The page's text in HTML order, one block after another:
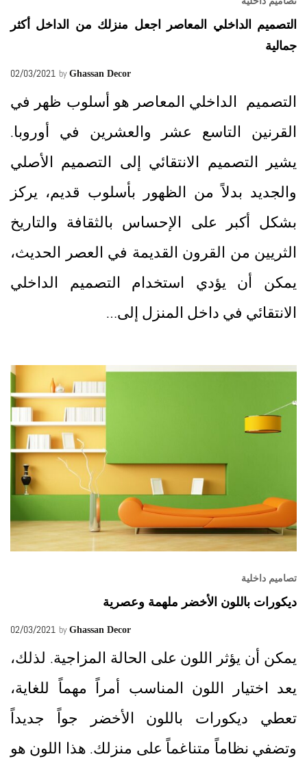
التصميم الداخلي المعاصر اجعل منزلك من الداخل أكثر
جمالية
02/03/2021 by Ghassan Decor
التصميم الداخلي المعاصر هو أسلوب ظهر في
القرنين التاسع عشر والعشرين في أوروبا.
يشير التصميم الانتقائي إلى التصميم الأصلي
والجديد بدلاً من الظهور بأسلوب قديم، يركز
بشكل أكبر على الإحساس بالثقافة والتاريخ
الثريين من القرون القديمة في العصر الحديث،
يمكن أن يؤدي استخدام التصميم الداخلي
الانتقائي في داخل المنزل إلى…
تصاميم داخلية
ديكورات باللون الأخضر ملهمة وعصرية
02/03/2021 by Ghassan Decor
يمكن أن يؤثر اللون على الحالة المزاجية. لذلك،
يعد اختيار اللون المناسب أمراً مهماً للغاية،
تعطي ديكورات باللون الأخضر جواً جديداً
وتضفي نظاماً متناغماً على منزلك. هذا اللون هو